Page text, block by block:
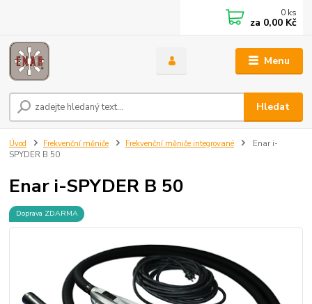
Menu
Hledat
0 ks
za 0,00 Kč
Úvod Frekvenční měniče Frekvenční měniče integrované
Enar i-
SPYDER B 50
Enar i-SPYDER B 50
Doprava ZDARMA